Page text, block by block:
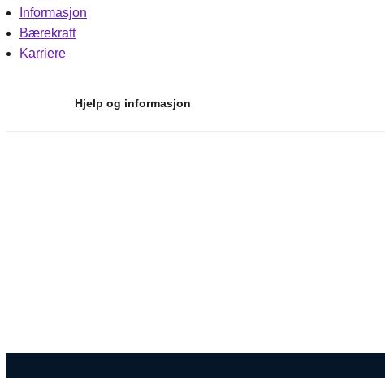
Informasjon
Bærekraft
Karriere
Hjelp og informasjon